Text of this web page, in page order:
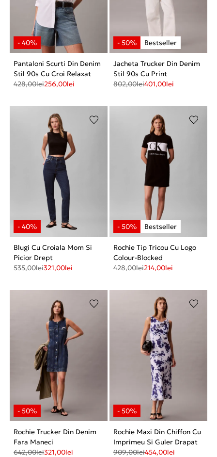
Pantaloni Scurti Din Denim
Stil 90s Cu Croi Relaxat
428,00lei256,00lei
Jacheta Trucker Din Denim
Stil 90s Cu Print
802,00lei401,00lei
Blugi Cu Croiala Mom Si
Picior Drept
535,00lei321,00lei
Rochie Tip Tricou Cu Logo
Colour-Blocked
428,00lei214,00lei
Rochie Trucker Din Denim
Fara Maneci
642,00lei321,00lei
Rochie Maxi Din Chiffon Cu
Imprimeu Si Guler Drapat
909,00lei454,00lei